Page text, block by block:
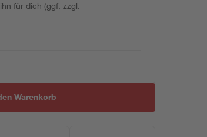
für dich (ggf. zzgl.
Warenkorb